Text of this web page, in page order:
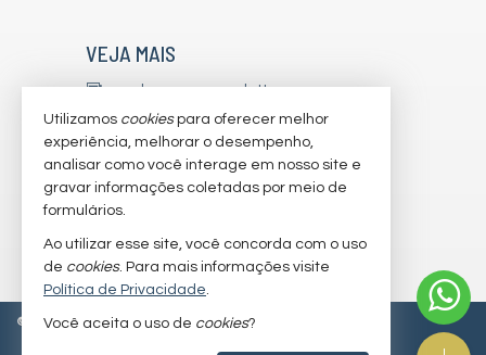
VEJA MAIS
receba nosso newsletter
indicadores financeiros
cadastre seu imóvel
imóveis favoritos
mapa de imóveis
© 2026 CRECI/SC 7179-J Política de Privacidade
Utilizamos cookiespara oferecer melhor
experiência, melhorar o desempenho,
analisar como você interage em nosso site e
gravar informações coletadas por meio de
formulários.
Ao utilizar esse site, você concorda com o uso
de cookies. Para mais informações visite
Política de Privacidade.
Você aceita o uso de cookies?